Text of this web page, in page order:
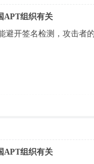
APT组织有关
开签名检测，攻击
APT组织有关